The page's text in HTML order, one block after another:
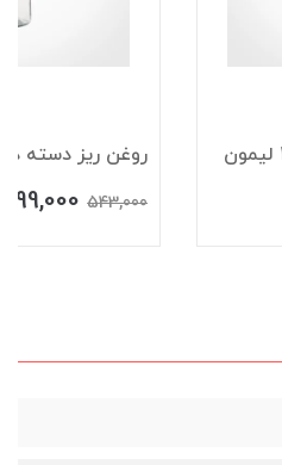
روغن ریز دسته
543,000
499,000